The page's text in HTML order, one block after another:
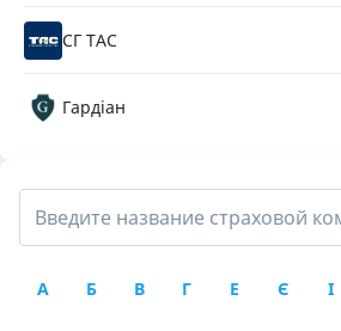
СГ ТАС
Гардіан
А Б В Г Е Є І